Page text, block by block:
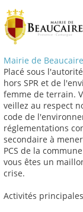
Mairie de Beaucaire
Placé sous
hors SPR et de
femme de terrain.
veillez au respect
code de
réglementations
secondaire à
PCS de la
vous êtes un
crise.
Activités